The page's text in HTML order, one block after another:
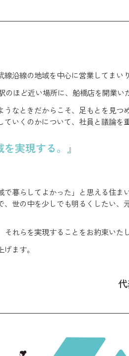
沿線の地域を中心に営業してまいり
ほど近い場所に、船橋店を開業い
なときだからこそ、足もとを見つ
いくのかについて、社員と議論を
実現する。』
暮らしてよかった」と思える住ま
世の中を少しでも明るくしたい、
れらを実現することをお約束いたし
ます。